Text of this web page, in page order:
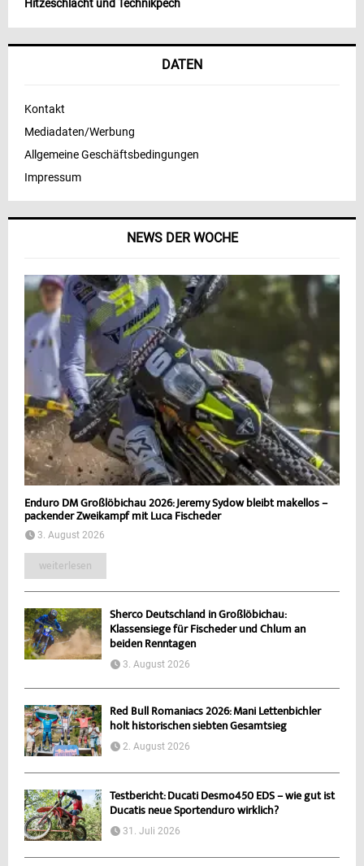
NEWS DER WOCHE
Enduro DM Großlöbichau 2026: Jeremy Sydow bleibt makellos –
packender Zweikampf mit Luca Fischeder
3. August 2026
weiterlesen
Sherco Deutschland in Großlöbichau:
Klassensiege für Fischeder und Chlum an
beiden Renntagen
3. August 2026
Red Bull Romaniacs 2026: Mani Lettenbichler
holt historischen siebten Gesamtsieg
2. August 2026
Testbericht: Ducati Desmo450 EDS – wie gut ist
Ducatis neue Sportenduro wirklich?
31. Juli 2026
Hitzeschlacht und Technikpech
DATEN
Kontakt
Mediadaten/Werbung
Allgemeine Geschäftsbedingungen
Impressum